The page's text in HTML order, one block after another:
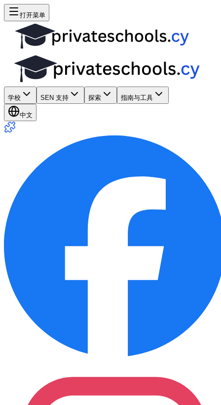
打开菜单
学校 SEN 支持 探索 指南与工具
中文